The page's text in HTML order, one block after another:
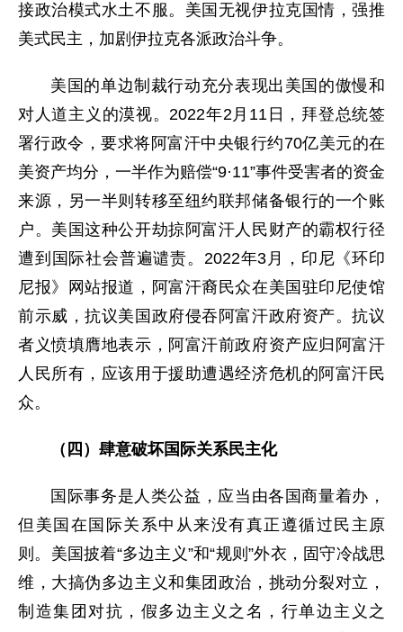
接政治模式水土不服。美国无视伊拉克国情，强推
美式民主，加剧伊拉克各派政治斗争。
美国的单边制裁行动充分表现出美国的傲慢和
对人道主义的漠视。2022年2月11日，拜登总统签
署行政令，要求将阿富汗中央银行约70亿美元的在
美资产均分，一半作为赔偿“9·11”事件受害者的资金
来源，另一半则转移至纽约联邦储备银行的一个账
户。美国这种公开劫掠阿富汗人民财产的霸权行径
遭到国际社会普遍谴责。2022年3月，印尼《环印
尼报》网站报道，阿富汗裔民众在美国驻印尼使馆
前示威，抗议美国政府侵吞阿富汗政府资产。抗议
者义愤填膺地表示，阿富汗前政府资产应归阿富汗
人民所有，应该用于援助遭遇经济危机的阿富汗民
众。
（四）肆意破坏国际关系民主化
国际事务是人类公益，应当由各国商量着办，
但美国在国际关系中从来没有真正遵循过民主原
则。美国披着“多边主义”和“规则”外衣，固守冷战思
维，大搞伪多边主义和集团政治，挑动分裂对立，
制造集团对抗，假多边主义之名，行单边主义之